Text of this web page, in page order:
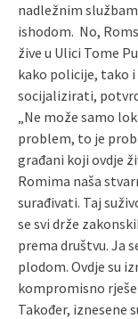
nadležnim
ishodom. No,
žive u Ulici Tome
kako policije, tako
socijalizirati,
„Ne može samo
problem, to je
građani koji ovdje
Romima naša
surađivati. Taj
se svi drže
prema društvu. Ja
plodom. Ovdje su
kompromisno
Također, iznesene